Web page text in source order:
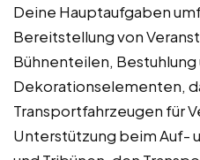
Deine Hauptaufgaben
Bereitstellung von
Bühnenteilen, Bestuhlung
Dekorationselementen,
Transportfahrzeugen für
Unterstützung beim Auf-